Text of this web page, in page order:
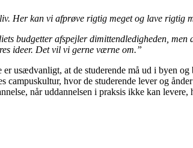
Her kan vi afprøve rigtig meget og lave rigtig
budgetter afspejler dimittendledigheden, men
ideer. Det vil vi gerne værne om.”
usædvanligt, at de studerende må ud i byen
hvor de studerende lever og
når uddannelsen i praksis ikke kan levere,